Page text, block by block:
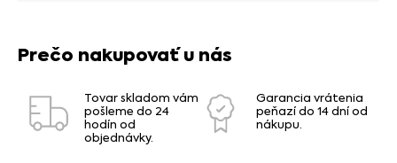
Prečo nakupovať u nás
Tovar skladom vám
pošleme do 24
hodín od
objednávky.
Garancia vrátenia
peňazí do 14 dní od
nákupu.